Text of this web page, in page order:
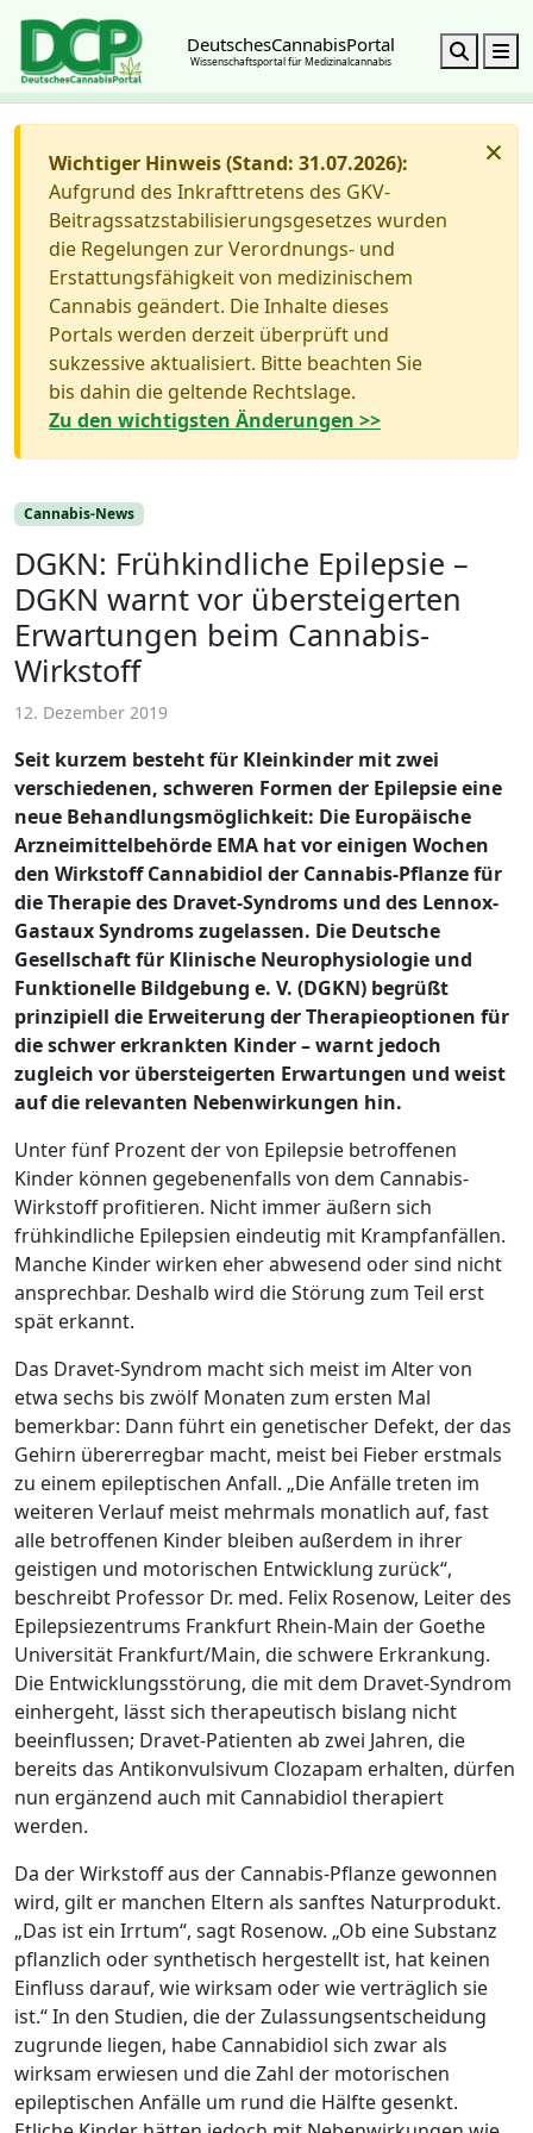
DeutschesCannabisPortal
Wissenschaftsportal für Medizinalcannabis Search
×
Wichtiger Hinweis (Stand: 31.07.2026):
Aufgrund des Inkrafttretens des GKV-
Beitragssatzstabilisierungsgesetzes wurden
die Regelungen zur Verordnungs- und
Erstattungsfähigkeit von medizinischem
Cannabis geändert. Die Inhalte dieses
Portals werden derzeit überprüft und
sukzessive aktualisiert. Bitte beachten Sie
bis dahin die geltende Rechtslage.
Zu den wichtigsten Änderungen >>
Cannabis-News
DGKN: Frühkindliche Epilepsie –
DGKN warnt vor übersteigerten
Erwartungen beim Cannabis-
Wirkstoff
12. Dezember 2019
Seit kurzem besteht für Kleinkinder mit zwei
verschiedenen, schweren Formen der Epilepsie eine
neue Behandlungsmöglichkeit: Die Europäische
Arzneimittelbehörde EMA hat vor einigen Wochen
den Wirkstoff Cannabidiol der Cannabis-Pflanze für
die Therapie des Dravet-Syndroms und des Lennox-
Gastaux Syndroms zugelassen. Die Deutsche
Gesellschaft für Klinische Neurophysiologie und
Funktionelle Bildgebung e. V. (DGKN) begrüßt
prinzipiell die Erweiterung der Therapieoptionen für
die schwer erkrankten Kinder – warnt jedoch
zugleich vor übersteigerten Erwartungen und weist
auf die relevanten Nebenwirkungen hin.
Unter fünf Prozent der von Epilepsie betroffenen
Kinder können gegebenenfalls von dem Cannabis-
Wirkstoff profitieren. Nicht immer äußern sich
frühkindliche Epilepsien eindeutig mit Krampfanfällen.
Manche Kinder wirken eher abwesend oder sind nicht
ansprechbar. Deshalb wird die Störung zum Teil erst
spät erkannt.
Das Dravet-Syndrom macht sich meist im Alter von
etwa sechs bis zwölf Monaten zum ersten Mal
bemerkbar: Dann führt ein genetischer Defekt, der das
Gehirn übererregbar macht, meist bei Fieber erstmals
zu einem epileptischen Anfall. „Die Anfälle treten im
weiteren Verlauf meist mehrmals monatlich auf, fast
alle betroffenen Kinder bleiben außerdem in ihrer
geistigen und motorischen Entwicklung zurück“,
beschreibt Professor Dr. med. Felix Rosenow, Leiter des
Epilepsiezentrums Frankfurt Rhein-Main der Goethe
Universität Frankfurt/Main, die schwere Erkrankung.
Die Entwicklungsstörung, die mit dem Dravet-Syndrom
einhergeht, lässt sich therapeutisch bislang nicht
beeinflussen; Dravet-Patienten ab zwei Jahren, die
bereits das Antikonvulsivum Clozapam erhalten, dürfen
nun ergänzend auch mit Cannabidiol therapiert
werden.
Da der Wirkstoff aus der Cannabis-Pflanze gewonnen
wird, gilt er manchen Eltern als sanftes Naturprodukt.
„Das ist ein Irrtum“, sagt Rosenow. „Ob eine Substanz
pflanzlich oder synthetisch hergestellt ist, hat keinen
Einfluss darauf, wie wirksam oder wie verträglich sie
ist.“ In den Studien, die der Zulassungsentscheidung
zugrunde liegen, habe Cannabidiol sich zwar als
wirksam erwiesen und die Zahl der motorischen
epileptischen Anfälle um rund die Hälfte gesenkt.